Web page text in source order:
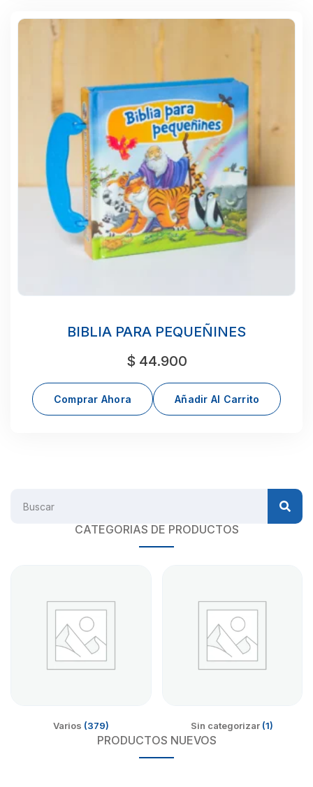
BIBLIA PARA PEQUEÑINES
$ 44.900
Comprar Ahora Añadir Al Carrito
CATEGORIAS DE PRODUCTOS
Varios (379) Sin categorizar (1)
PRODUCTOS NUEVOS